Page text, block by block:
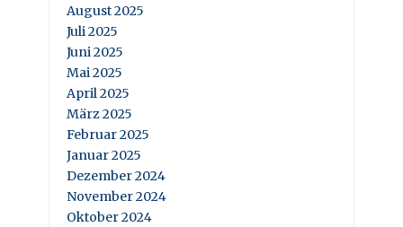
August 2025
Juli 2025
Juni 2025
Mai 2025
April 2025
März 2025
Februar 2025
Januar 2025
Dezember 2024
November 2024
Oktober 2024